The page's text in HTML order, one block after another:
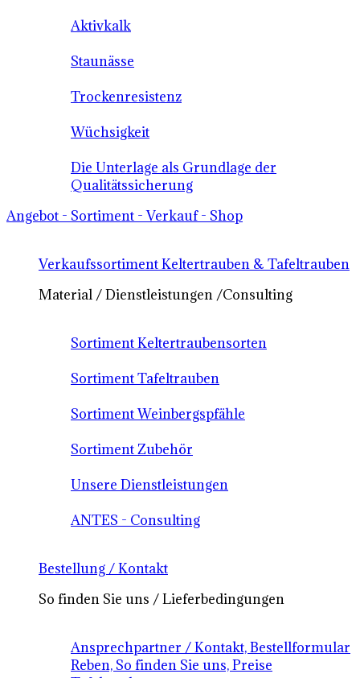
Aktivkalk
Staunässe
Trockenresistenz
Wüchsigkeit
Die Unterlage als Grundlage der
Qualitätssicherung
Angebot - Sortiment - Verkauf - Shop
Verkaufssortiment Keltertrauben & Tafeltrauben
Material / Dienstleistungen /Consulting
Sortiment Keltertraubensorten
Sortiment Tafeltrauben
Sortiment Weinbergspfähle
Sortiment Zubehör
Unsere Dienstleistungen
ANTES - Consulting
Bestellung / Kontakt
So finden Sie uns / Lieferbedingungen
Ansprechpartner / Kontakt, Bestellformular
Reben, So finden Sie uns, Preise